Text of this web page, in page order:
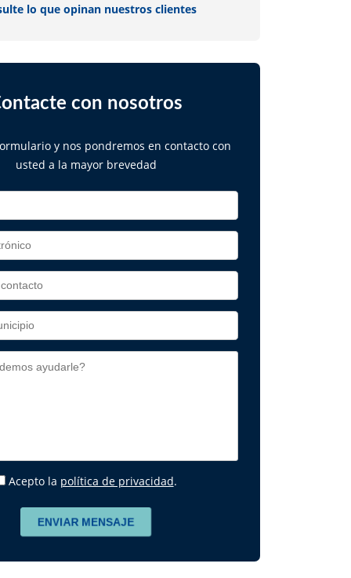
lo que opinan nuestros clientes
con nosotros
y nos pondremos en contacto con
usted a la mayor brevedad
Acepto la política de privacidad.